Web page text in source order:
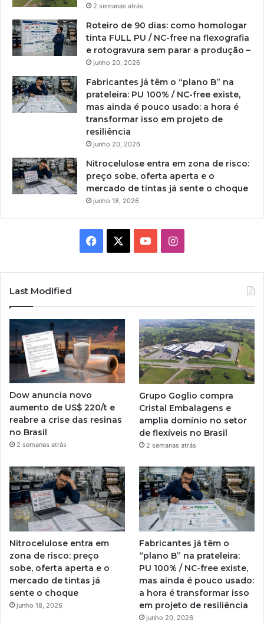
2 semanas atrás
Roteiro de 90 dias: como homologar
tinta FULL PU / NC-free na flexografia
e rotogravura sem parar a produção –
junho 20, 2026
Fabricantes já têm o “plano B” na
prateleira: PU 100% / NC-free existe,
mas ainda é pouco usado: a hora é
transformar isso em projeto de
resiliência
junho 20, 2026
Nitrocelulose entra em zona de risco:
preço sobe, oferta aperta e o
mercado de tintas já sente o choque
junho 18, 2026
Facebook YouTubeInstagram
Last Modified
Dow anuncia novo
aumento de US$ 220/t e
reabre a crise das resinas
no Brasil
2 semanas atrás
Grupo Goglio compra
Cristal Embalagens e
amplia domínio no setor
de flexíveis no Brasil
2 semanas atrás
Nitrocelulose entra em
zona de risco: preço
sobe, oferta aperta e o
mercado de tintas já
sente o choque
junho 18, 2026
Fabricantes já têm o
“plano B” na prateleira:
PU 100% / NC-free existe,
mas ainda é pouco usado:
a hora é transformar isso
em projeto de resiliência
junho 20, 2026